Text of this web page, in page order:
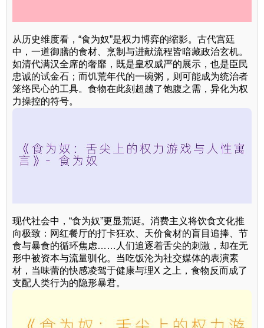
从历史维度看，“食为奴”是权力博弈的缩影。古代宫廷
中，一道御膳的食材、烹制与进献流程皆暗藏政治玄机。
如清代满汉全席的奢靡，既是皇权威严的展示，也是臣民
忠诚的试金石；而饥荒年代的一碗粥，则可能成为统治者
笼络民心的工具。食物在此刻超越了饱腹之需，异化为权
力操控的符号。
现代社会中，“食为奴”更显荒诞。消费主义将饮食文化推
向极致：网红餐厅的打卡狂欢、天价食材的盲目追捧、节
食与暴食的循环焦虑……人们追逐着舌尖的刺激，却在无
形中被资本与流量驯化。当吃饭沦为社交媒体的表演素
材，当味蕾的快感凌驾于健康与理X 之上，食物反而成了
支配人类行为的隐形暴君。